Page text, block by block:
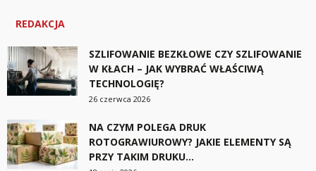
REDAKCJA
SZLIFOWANIE BEZKŁOWE CZY SZLIFOWANIE
W KŁACH – JAK WYBRAĆ WŁAŚCIWĄ
TECHNOLOGIĘ?
26 czerwca 2026
NA CZYM POLEGA DRUK
ROTOGRAWIUROWY? JAKIE ELEMENTY SĄ
PRZY TAKIM DRUKU...